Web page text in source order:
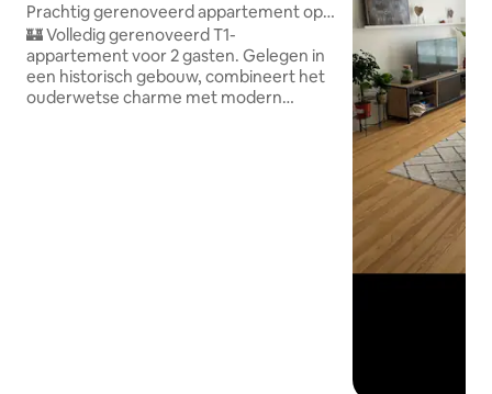
Prachtig gerenoveerd appartement op
Place du Martroi
🏰 Volledig gerenoveerd T1-
appartement voor 2 gasten. Gelegen in
een historisch gebouw, combineert het
ouderwetse charme met modern